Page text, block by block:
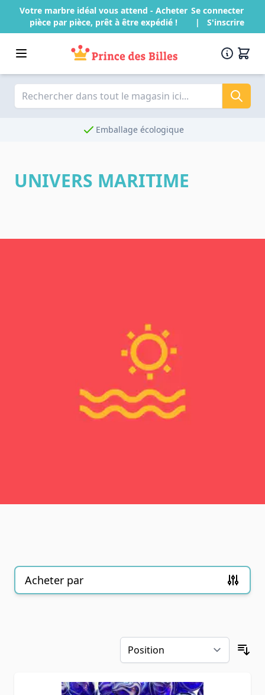
Passer au contenu
Votre marbre idéal vous attend - Acheter
pièce par pièce, prêt à être expédié !
Se connecter
|
S'inscrire
Emballage écologique
UNIVERS MARITIME
Acheter par